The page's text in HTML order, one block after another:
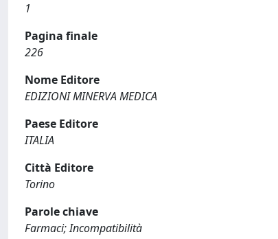
1
Pagina finale
226
Nome Editore
EDIZIONI MINERVA MEDICA
Paese Editore
ITALIA
Città Editore
Torino
Parole chiave
Farmaci; Incompatibilità